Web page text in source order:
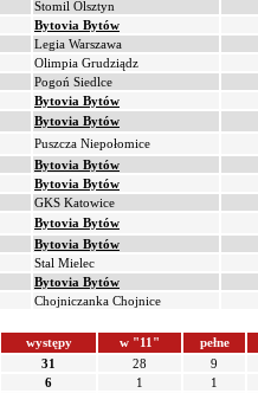
Stomil Olsztyn
Bytovia Bytów
Legia Warszawa
Olimpia Grudziądz
Pogoń Siedlce
Bytovia Bytów
Bytovia Bytów
Puszcza Niepołomice
Bytovia Bytów
Bytovia Bytów
GKS Katowice
Bytovia Bytów
Bytovia Bytów
Stal Mielec
Bytovia Bytów
Chojniczanka Chojnice
występy w "11"
pełne
31 28
9
6 1
1